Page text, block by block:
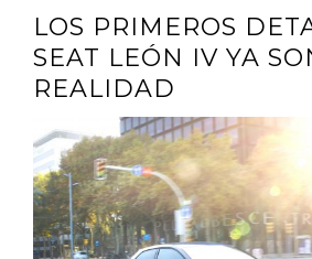
LOS PRIMEROS
SEAT LEÓN IV YA
REALIDAD